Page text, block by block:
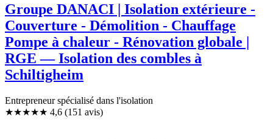
Groupe DANACI | Isolation extérieure -
Couverture - Démolition - Chauffage
Pompe à chaleur - Rénovation globale |
RGE — Isolation des combles à
Schiltigheim
Entrepreneur spécialisé dans l'isolation
★★★★★ 4,6 (151 avis)